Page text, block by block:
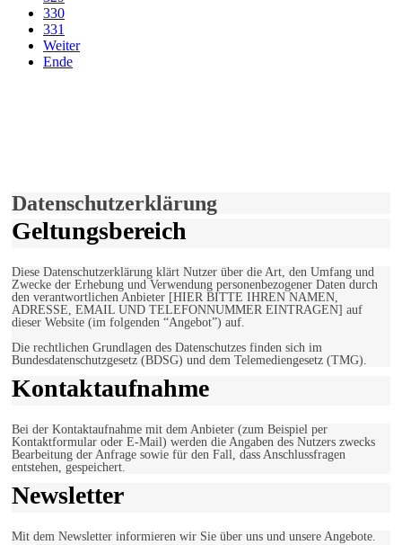
330
331
Weiter
Ende
Datenschutzerklärung
Geltungsbereich
Diese Datenschutzerklärung klärt Nutzer über die Art, den Umfang und
Zwecke der Erhebung und Verwendung personenbezogener Daten durch
den verantwortlichen Anbieter [HIER BITTE IHREN NAMEN,
ADRESSE, EMAIL UND TELEFONNUMMER EINTRAGEN] auf
dieser Website (im folgenden “Angebot”) auf.
Die rechtlichen Grundlagen des Datenschutzes finden sich im
Bundesdatenschutzgesetz (BDSG) und dem Telemediengesetz (TMG).
Kontaktaufnahme
Bei der Kontaktaufnahme mit dem Anbieter (zum Beispiel per
Kontaktformular oder E-Mail) werden die Angaben des Nutzers zwecks
Bearbeitung der Anfrage sowie für den Fall, dass Anschlussfragen
entstehen, gespeichert.
Newsletter
Mit dem Newsletter informieren wir Sie über uns und unsere Angebote.